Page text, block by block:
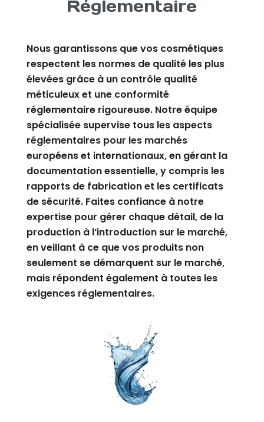
Réglementaire
Nous garantissons que vos cosmétiques
respectent les normes de qualité les plus
élevées grâce à un contrôle qualité
méticuleux et une conformité
réglementaire rigoureuse. Notre équipe
spécialisée supervise tous les aspects
réglementaires pour les marchés
européens et internationaux, en gérant la
documentation essentielle, y compris les
rapports de fabrication et les certificats
de sécurité. Faites confiance à notre
expertise pour gérer chaque détail, de la
production à l’introduction sur le marché,
en veillant à ce que vos produits non
seulement se démarquent sur le marché,
mais répondent également à toutes les
exigences réglementaires.